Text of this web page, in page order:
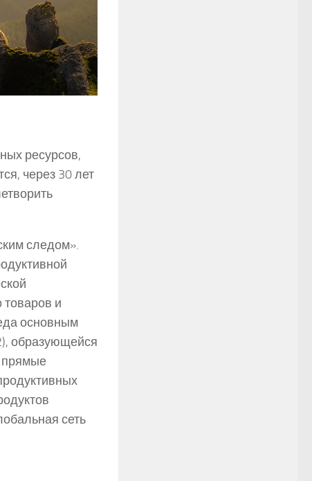
ресурсов,
через 30 лет
следом».
и
основным
образующейся
прямые
сеть